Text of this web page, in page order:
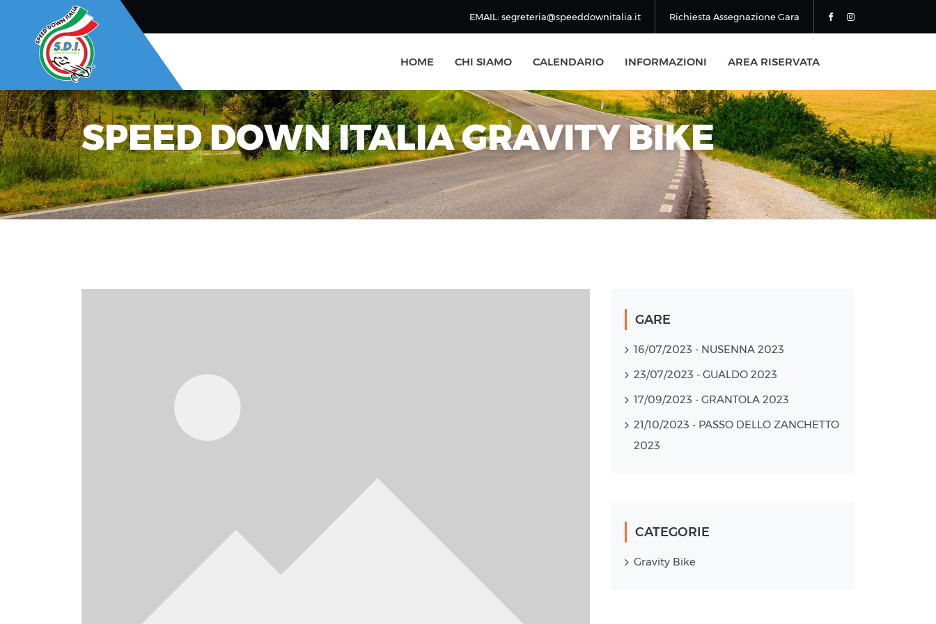
EMAIL: segreteria@speeddownitalia.it Richiesta Assegnazione Gara
SPEED DOWN ITALIA GRAVITY BIKE
HOME CHI SIAMO CALENDARIO INFORMAZIONI AREA RISERVATA
GARE
16/07/2023 - NUSENNA 2023
23/07/2023 - GUALDO 2023
17/09/2023 - GRANTOLA 2023
21/10/2023 - PASSO DELLO ZANCHETTO
2023
CATEGORIE
Gravity Bike